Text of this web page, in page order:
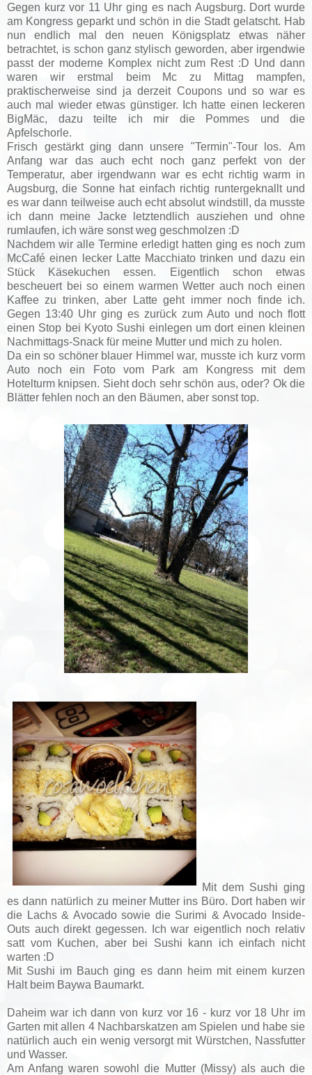
Gegen kurz vor 11 Uhr ging es nach Augsburg. Dort wurde
am Kongress geparkt und schön in die Stadt gelatscht. Hab
nun endlich mal den neuen Königsplatz etwas näher
betrachtet, is schon ganz stylisch geworden, aber irgendwie
passt der moderne Komplex nicht zum Rest :D Und dann
waren wir erstmal beim Mc zu Mittag mampfen,
praktischerweise sind ja derzeit Coupons und so war es
auch mal wieder etwas günstiger. Ich hatte einen leckeren
BigMäc, dazu teilte ich mir die Pommes und die
Apfelschorle.
Frisch gestärkt ging dann unsere "Termin"-Tour los. Am
Anfang war das auch echt noch ganz perfekt von der
Temperatur, aber irgendwann war es echt richtig warm in
Augsburg, die Sonne hat einfach richtig runtergeknallt und
es war dann teilweise auch echt absolut windstill, da musste
ich dann meine Jacke letztendlich ausziehen und ohne
rumlaufen, ich wäre sonst weg geschmolzen :D
Nachdem wir alle Termine erledigt hatten ging es noch zum
McCafé einen lecker Latte Macchiato trinken und dazu ein
Stück Käsekuchen essen. Eigentlich schon etwas
bescheuert bei so einem warmen Wetter auch noch einen
Kaffee zu trinken, aber Latte geht immer noch finde ich.
Gegen 13:40 Uhr ging es zurück zum Auto und noch flott
einen Stop bei Kyoto Sushi einlegen um dort einen kleinen
Nachmittags-Snack für meine Mutter und mich zu holen.
Da ein so schöner blauer Himmel war, musste ich kurz vorm
Auto noch ein Foto vom Park am Kongress mit dem
Hotelturm knipsen. Sieht doch sehr schön aus, oder? Ok die
Blätter fehlen noch an den Bäumen, aber sonst top.
Mit dem Sushi ging
es dann natürlich zu meiner Mutter ins Büro. Dort haben wir
die Lachs & Avocado sowie die Surimi & Avocado Inside-
Outs auch direkt gegessen. Ich war eigentlich noch relativ
satt vom Kuchen, aber bei Sushi kann ich einfach nicht
warten :D
Mit Sushi im Bauch ging es dann heim mit einem kurzen
Halt beim Baywa Baumarkt.
Daheim war ich dann von kurz vor 16 - kurz vor 18 Uhr im
Garten mit allen 4 Nachbarskatzen am Spielen und habe sie
natürlich auch ein wenig versorgt mit Würstchen, Nassfutter
und Wasser.
Am Anfang waren sowohl die Mutter (Missy) als auch die